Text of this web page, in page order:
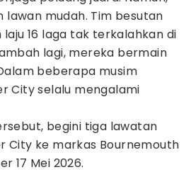
lawan mudah. Tim besutan
16 laga tak terkalahkan di
lagi, mereka bermain
beberapa musim
City selalu mengalami
begini tiga lawatan
City ke markas Bournemouth
17 Mei 2026.